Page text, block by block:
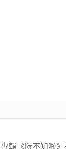
輯《阮不知啦》